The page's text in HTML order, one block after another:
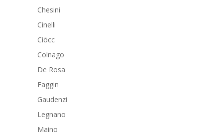
Chesini
Cinelli
Ciöcc
Colnago
De Rosa
Faggin
Gaudenzi
Legnano
Maino